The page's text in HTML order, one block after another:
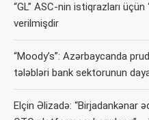
“GL” ASC-nin istiqrazları
verilmişdir
“Moody’s”: Azərbaycanda
tələbləri bank sektorunun
Elçin Əlizadə: “Birjadankənar